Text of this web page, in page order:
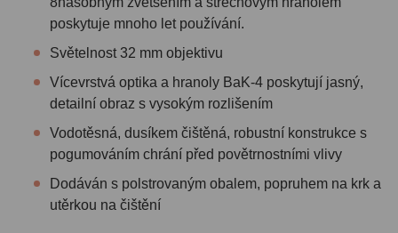
Kolimátory 22
Svietidlá5
Čistiace prostriedky28
Púzdra a kufre64
10
Montáže93
poskytuje mnoho let používání.
Světelnost 32 mm objektivu
Vícevrstvá optika a hranoly BaK-4 poskytují jasný,
detailní obraz s vysokým rozlišením
Vodotěsná, dusíkem čištěná, robustní konstrukce s
pogumováním chrání před povětrnostními vlivy
Dodáván s polstrovaným obalem, popruhem na krk a
utěrkou na čištění